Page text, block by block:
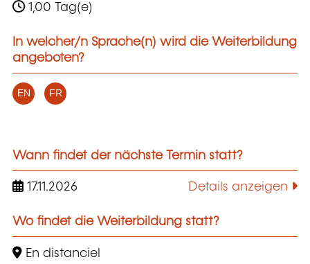
1,00 Tag(e)
In welcher/n Sprache(n) wird die Weiterbildung
angeboten?
EN FR
Wann findet der nächste Termin statt?
17.11.2026 Details anzeigen
Wo findet die Weiterbildung statt?
En distanciel